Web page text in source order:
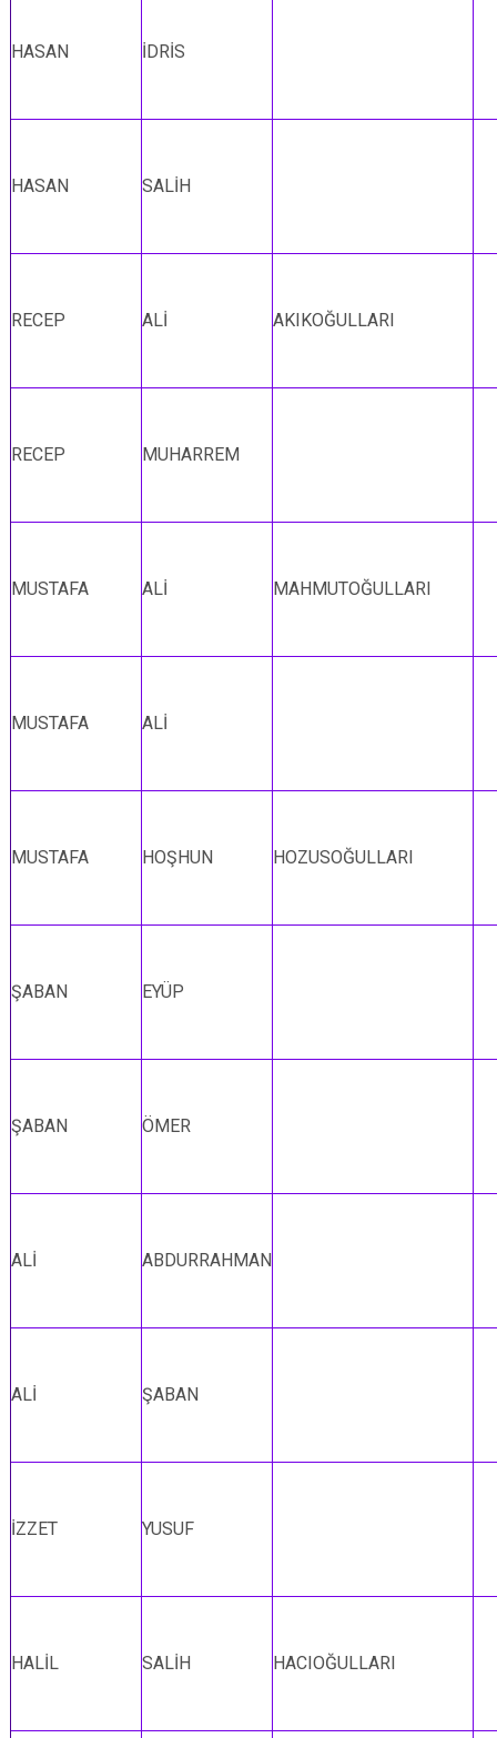
HASAN İDRİS
HASAN SALİH
RECEP ALİ AKIKOĞULLARI
RECEP MUHARREM
MUSTAFA ALİ MAHMUTOĞULLARI
MUSTAFA ALİ
MUSTAFA HOŞHUN HOZUSOĞULLARI
ŞABAN EYÜP
ŞABAN ÖMER
ALİ ABDURRAHMAN
ALİ ŞABAN
İZZET YUSUF
HALİL SALİH HACIOĞULLARI